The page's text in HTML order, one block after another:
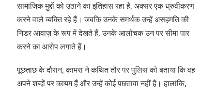
सामाजिक मुद्दों को उठाने का इतिहास रहा है, अक्सर एक ध्रुवीकरण
करने वाले व्यक्ति रहे हैं। जबकि उनके समर्थक उन्हें असहमति की
निडर आवाज़ के रूप में देखते हैं, उनके आलोचक उन पर सीमा पार
करने का आरोप लगाते हैं।
पूछताछ के दौरान, कामरा ने कथित तौर पर पुलिस को बताया कि वह
अपने शब्दों पर कायम हैं और उन्हें कोई पछतावा नहीं है। हालांकि,